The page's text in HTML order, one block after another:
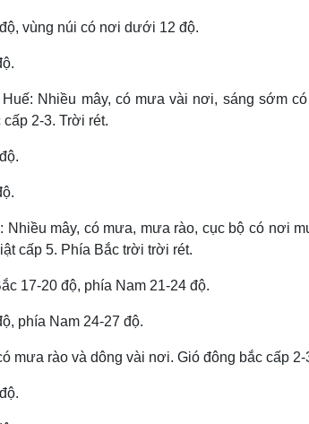
vùng núi có nơi dưới 12 độ.
Nhiều mây, có mưa vài nơi, sáng sớm
2-3. Trời rét.
mây, có mưa, mưa rào, cục bộ có nơi
cấp 5. Phía Bắc trời trời rét.
17-20 độ, phía Nam 21-24 độ.
phía Nam 24-27 độ.
mưa rào và dông vài nơi. Gió đông bắc cấp 2-